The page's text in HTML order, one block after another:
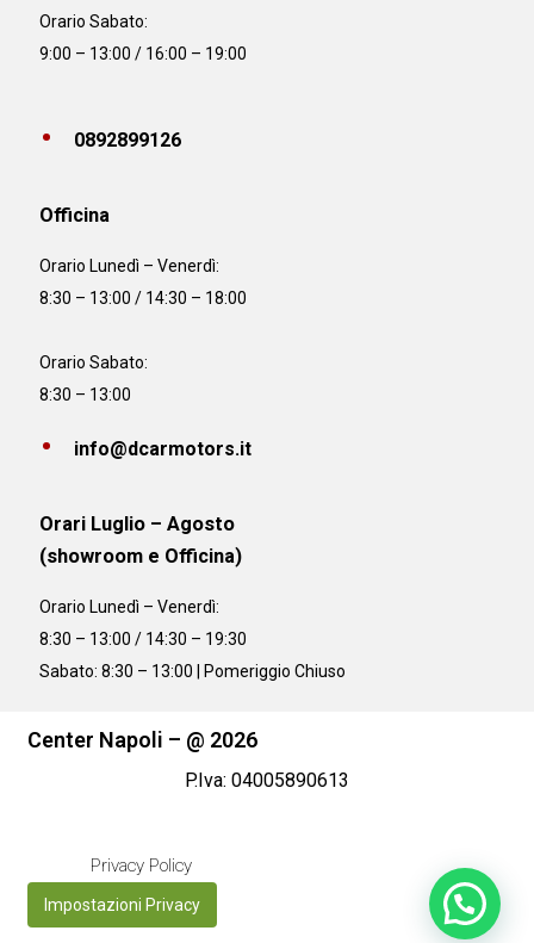
Orario Sabato:
9:00 – 13:00 / 16:00 – 19:00
0892899126
Officina
Orario Lunedì – Venerdì:
8:30 – 13:00 / 14:30 – 18:00
Orario Sabato:
8:30 – 13:00
info@dcarmotors.it
Orari Luglio – Agosto
(showroom e Officina)
Orario Lunedì – Venerdì:
8:30 – 13:00 / 14:30 – 19:30
Sabato: 8:30 – 13:00 | Pomeriggio Chiuso
Center Napoli – @ 2026
P.Iva: 04005890613
Privacy Policy
Impostazioni Privacy